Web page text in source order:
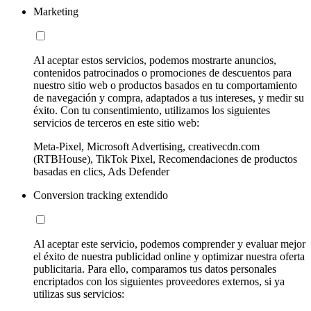
Marketing
Al aceptar estos servicios, podemos mostrarte anuncios,
contenidos patrocinados o promociones de descuentos para
nuestro sitio web o productos basados en tu comportamiento
de navegación y compra, adaptados a tus intereses, y medir su
éxito. Con tu consentimiento, utilizamos los siguientes
servicios de terceros en este sitio web:
Meta-Pixel, Microsoft Advertising, creativecdn.com
(RTBHouse), TikTok Pixel, Recomendaciones de productos
basadas en clics, Ads Defender
Conversion tracking extendido
Al aceptar este servicio, podemos comprender y evaluar mejor
el éxito de nuestra publicidad online y optimizar nuestra oferta
publicitaria. Para ello, comparamos tus datos personales
encriptados con los siguientes proveedores externos, si ya
utilizas sus servicios: